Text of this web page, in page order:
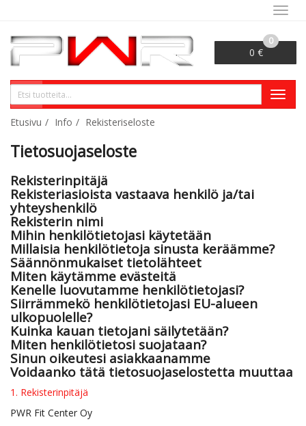
0 €
0
Haku
VALITSE SIVU
Etusivu Info Rekisteriseloste
Tietosuojaseloste
Rekisterinpitäjä
Rekisteriasioista vastaava henkilö ja/tai
yhteyshenkilö
Rekisterin nimi
Mihin henkilötietojasi käytetään
Millaisia henkilötietoja sinusta keräämme?
Säännönmukaiset tietolähteet
Miten käytämme evästeitä
Kenelle luovutamme henkilötietojasi?
Siirrämmekö henkilötietojasi EU-alueen
ulkopuolelle?
Kuinka kauan tietojani säilytetään?
Miten henkilötietosi suojataan?
Sinun oikeutesi asiakkaanamme
Voidaanko tätä tietosuojaselostetta muuttaa
1. Rekisterinpitäjä
PWR Fit Center Oy